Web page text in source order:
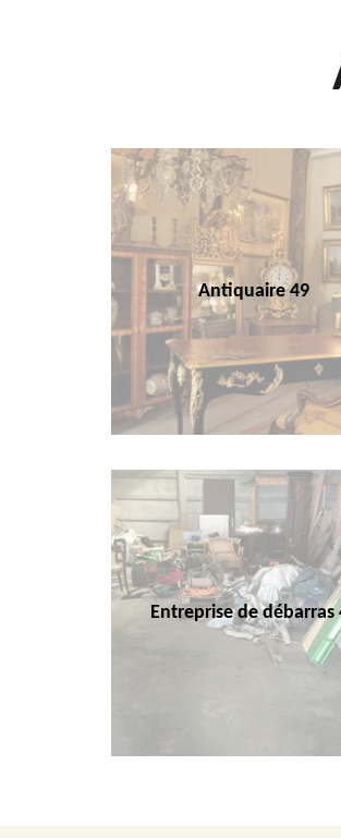
Antiquaire 49
Entreprise de débarras